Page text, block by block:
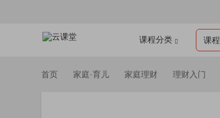
课程分类 课程
首页 家庭·育儿 家庭理财 理财入门